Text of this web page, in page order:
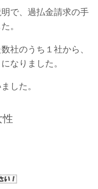
で、過払金請求の手
。
社のうち１社から、
なりました。
した。
性